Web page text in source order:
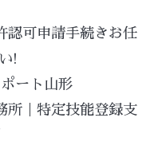
認可申請手続きお任
!
ート山形
所｜特定技能登録支